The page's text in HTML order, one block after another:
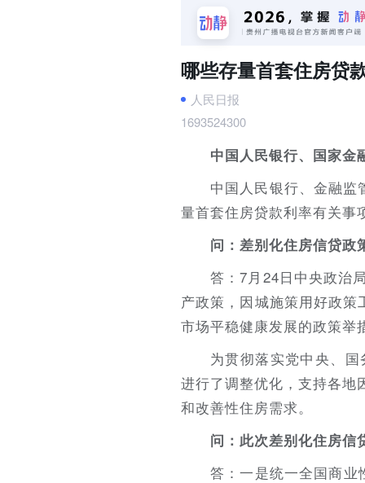
哪些存量首套住房贷
人民日报
1693524300
中国人民银行、国家金
中国人民银行、金融
量首套住房贷款利率有关事
问：差别化住房信贷政
答：7月24日中央政治
产政策，因城施策用好政
市场平稳健康发展的政策举
为贯彻落实党中央、
进行了调整优化，支持各地
和改善性住房需求。
问：此次差别化住房信
答：一是统一全国商业